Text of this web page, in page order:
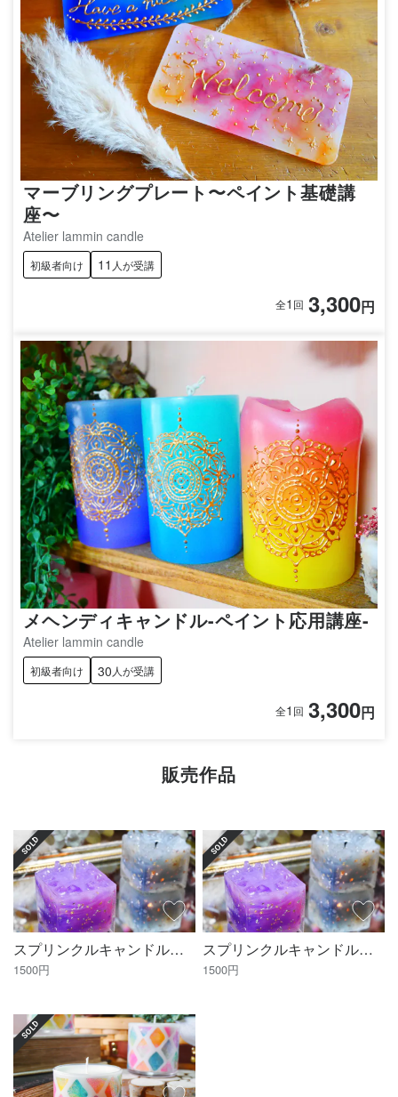
マーブリングプレート〜ペイント基礎講
座〜
Atelier lammin candle
初級者向け 11 人が受講
全1 回 3,300円
メヘンディキャンドル-ペイント応用講座-
Atelier lammin candle
初級者向け 30 人が受講
全1 回 3,300円
販売作品
SOLD
スプリンクルキャンドルの作り方【資材キット】※ピンク/パープル購入ページ
1500円
SOLD
スプリンクルキャンドルの作り方【資材キット】※ライトブルー/バニラ購入ページ
1500円
SOLD